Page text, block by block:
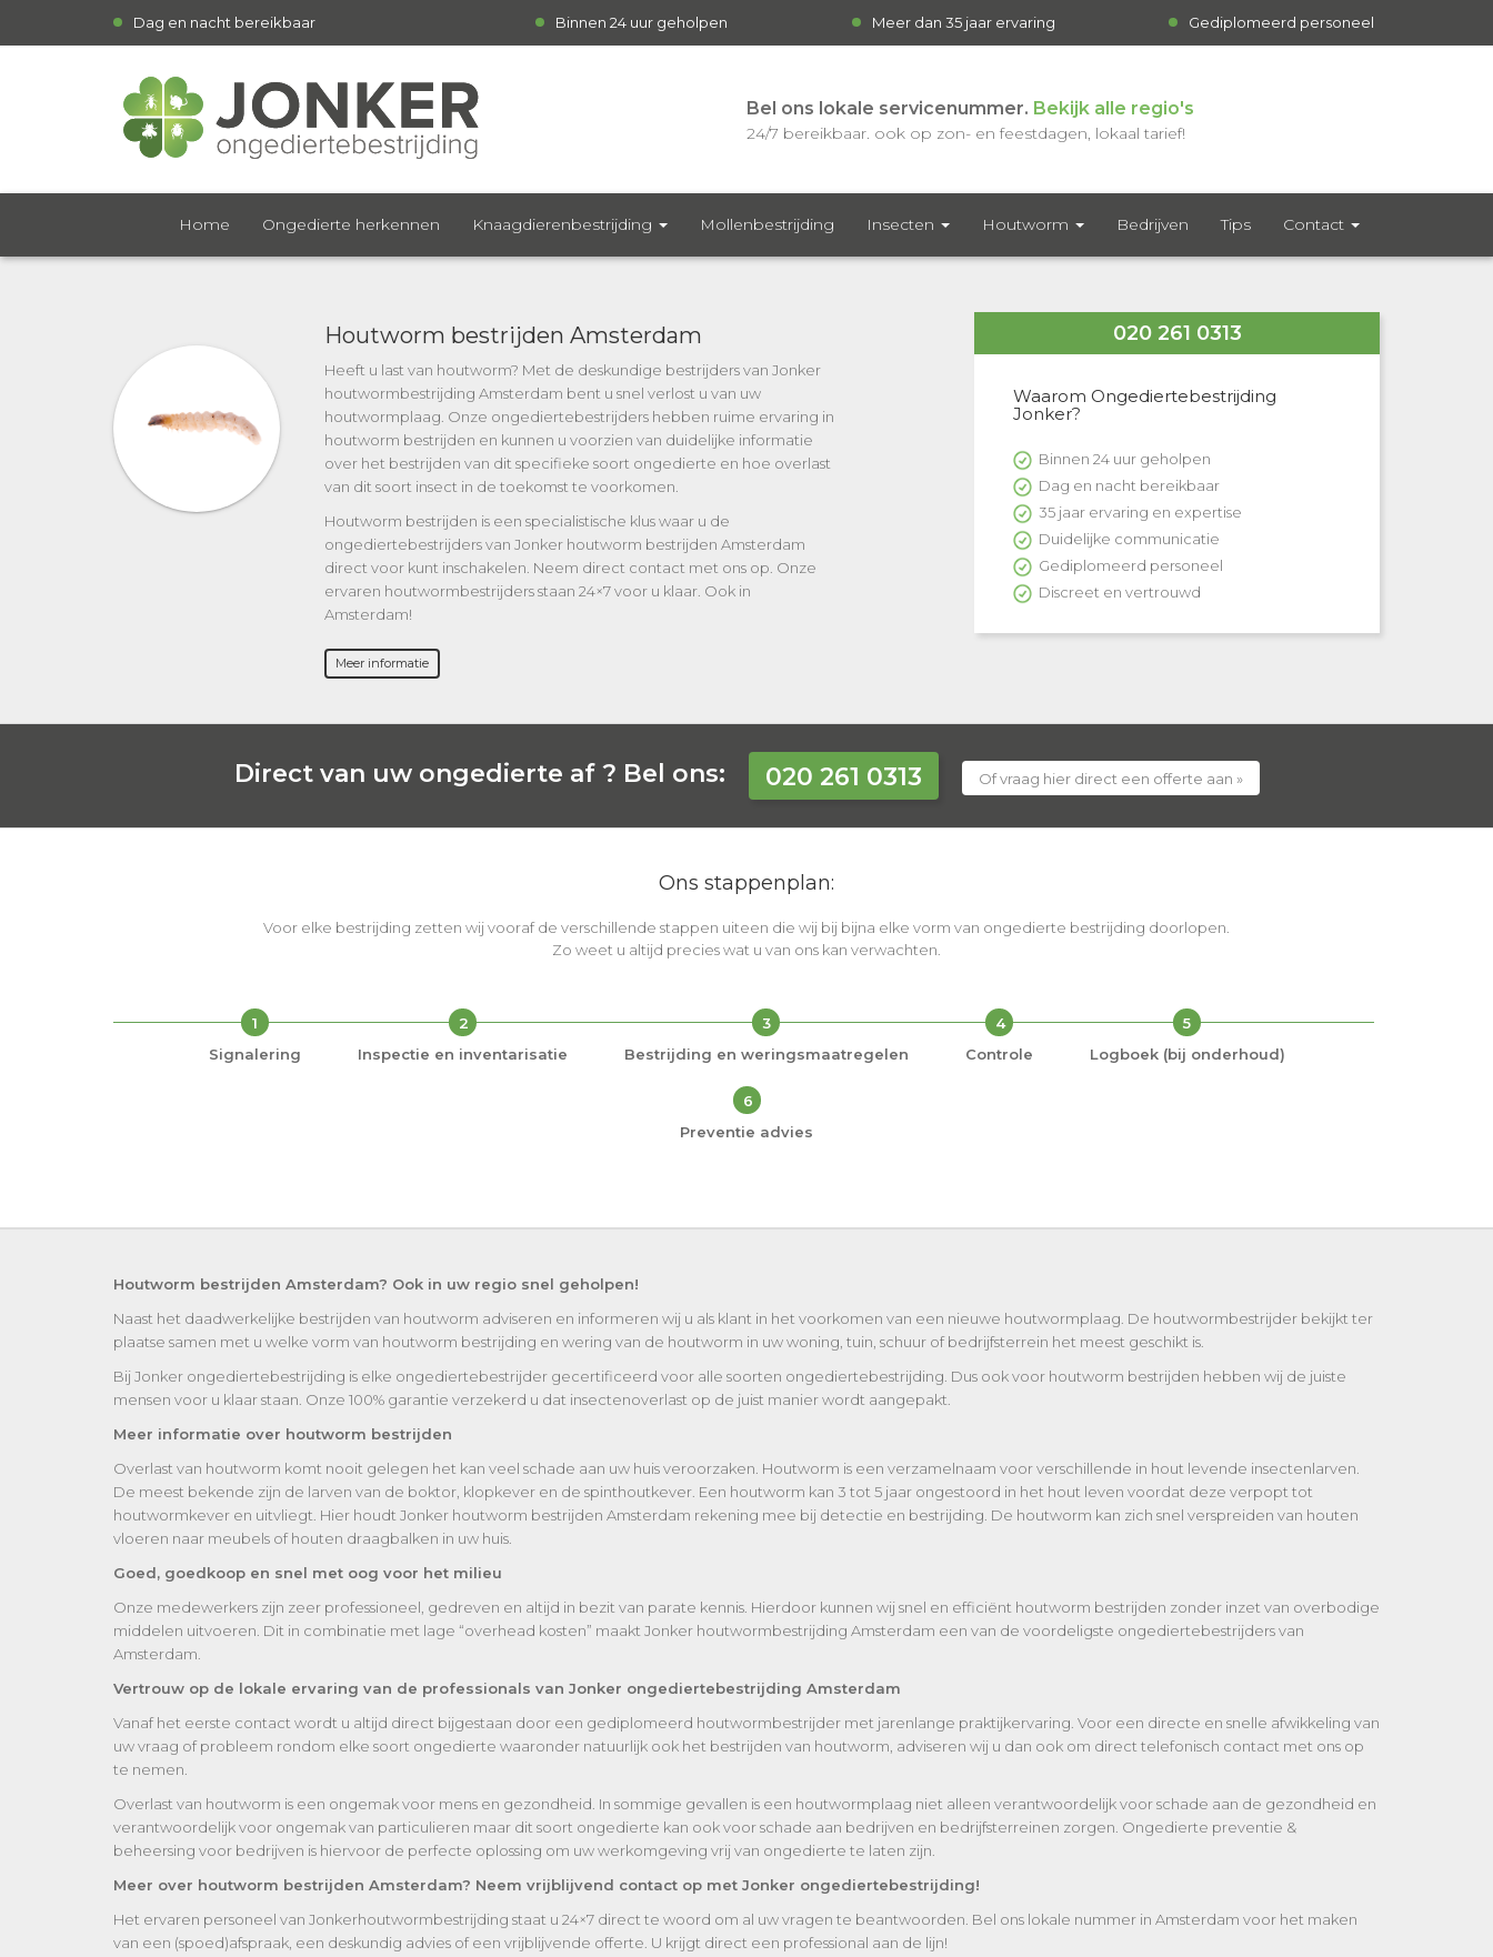
Dag en nacht bereikbaar Binnen 24 uur geholpen Meer dan 35 jaar ervaring Gediplomeerd personeel
Bel ons lokale servicenummer. Bekijk alle regio's
24/7 bereikbaar. ook op zon- en feestdagen, lokaal tarief!
Home Ongedierte herkennen Knaagdierenbestrijding Mollenbestrijding Insecten Houtworm Bedrijven Tips Contact
Houtworm bestrijden Amsterdam
Heeft u last van houtworm? Met de deskundige bestrijders van Jonker
houtwormbestrijding Amsterdam bent u snel verlost u van uw
houtwormplaag. Onze ongediertebestrijders hebben ruime ervaring in
houtworm bestrijden en kunnen u voorzien van duidelijke informatie
over het bestrijden van dit specifieke soort ongedierte en hoe overlast
van dit soort insect in de toekomst te voorkomen.
Houtworm bestrijden is een specialistische klus waar u de
ongediertebestrijders van Jonker houtworm bestrijden Amsterdam
direct voor kunt inschakelen. Neem direct contact met ons op. Onze
ervaren houtwormbestrijders staan 24×7 voor u klaar. Ook in
Amsterdam!
Meer informatie
020 261 0313
Waarom Ongediertebestrijding
Jonker?
Binnen 24 uur geholpen
Dag en nacht bereikbaar
35 jaar ervaring en expertise
Duidelijke communicatie
Gediplomeerd personeel
Discreet en vertrouwd
Direct van uw ongedierte af ? Bel ons: 020 261 0313 Of vraag hier direct een offerte aan »
Ons stappenplan:
Voor elke bestrijding zetten wij vooraf de verschillende stappen uiteen die wij bij bijna elke vorm van ongedierte bestrijding doorlopen.
Zo weet u altijd precies wat u van ons kan verwachten.
1
Signalering
2
Inspectie en inventarisatie
3
Bestrijding en weringsmaatregelen
4
Controle
5
Logboek (bij onderhoud)
6
Preventie advies
Houtworm bestrijden Amsterdam? Ook in uw regio snel geholpen!
Naast het daadwerkelijke bestrijden van houtworm adviseren en informeren wij u als klant in het voorkomen van een nieuwe houtwormplaag. De houtwormbestrijder bekijkt ter
plaatse samen met u welke vorm van houtworm bestrijding en wering van de houtworm in uw woning, tuin, schuur of bedrijfsterrein het meest geschikt is.
Bij Jonker ongediertebestrijding is elke ongediertebestrijder gecertificeerd voor alle soorten ongediertebestrijding. Dus ook voor houtworm bestrijden hebben wij de juiste
mensen voor u klaar staan. Onze 100% garantie verzekerd u dat insectenoverlast op de juist manier wordt aangepakt.
Meer informatie over houtworm bestrijden
Overlast van houtworm komt nooit gelegen het kan veel schade aan uw huis veroorzaken. Houtworm is een verzamelnaam voor verschillende in hout levende insectenlarven.
De meest bekende zijn de larven van de boktor, klopkever en de spinthoutkever. Een houtworm kan 3 tot 5 jaar ongestoord in het hout leven voordat deze verpopt tot
houtwormkever en uitvliegt. Hier houdt Jonker houtworm bestrijden Amsterdam rekening mee bij detectie en bestrijding. De houtworm kan zich snel verspreiden van houten
vloeren naar meubels of houten draagbalken in uw huis.
Goed, goedkoop en snel met oog voor het milieu
Onze medewerkers zijn zeer professioneel, gedreven en altijd in bezit van parate kennis. Hierdoor kunnen wij snel en efficiënt houtworm bestrijden zonder inzet van overbodige
middelen uitvoeren. Dit in combinatie met lage “overhead kosten” maakt Jonker houtwormbestrijding Amsterdam een van de voordeligste ongediertebestrijders van
Amsterdam.
Vertrouw op de lokale ervaring van de professionals van Jonker ongediertebestrijding Amsterdam
Vanaf het eerste contact wordt u altijd direct bijgestaan door een gediplomeerd houtwormbestrijder met jarenlange praktijkervaring. Voor een directe en snelle afwikkeling van
uw vraag of probleem rondom elke soort ongedierte waaronder natuurlijk ook het bestrijden van houtworm, adviseren wij u dan ook om direct telefonisch contact met ons op
te nemen.
Overlast van houtworm is een ongemak voor mens en gezondheid. In sommige gevallen is een houtwormplaag niet alleen verantwoordelijk voor schade aan de gezondheid en
verantwoordelijk voor ongemak van particulieren maar dit soort ongedierte kan ook voor schade aan bedrijven en bedrijfsterreinen zorgen. Ongedierte preventie &
beheersing voor bedrijven is hiervoor de perfecte oplossing om uw werkomgeving vrij van ongedierte te laten zijn.
Meer over houtworm bestrijden Amsterdam? Neem vrijblijvend contact op met Jonker ongediertebestrijding!
Het ervaren personeel van Jonkerhoutwormbestrijding staat u 24×7 direct te woord om al uw vragen te beantwoorden. Bel ons lokale nummer in Amsterdam voor het maken
van een (spoed)afspraak, een deskundig advies of een vrijblijvende offerte. U krijgt direct een professional aan de lijn!